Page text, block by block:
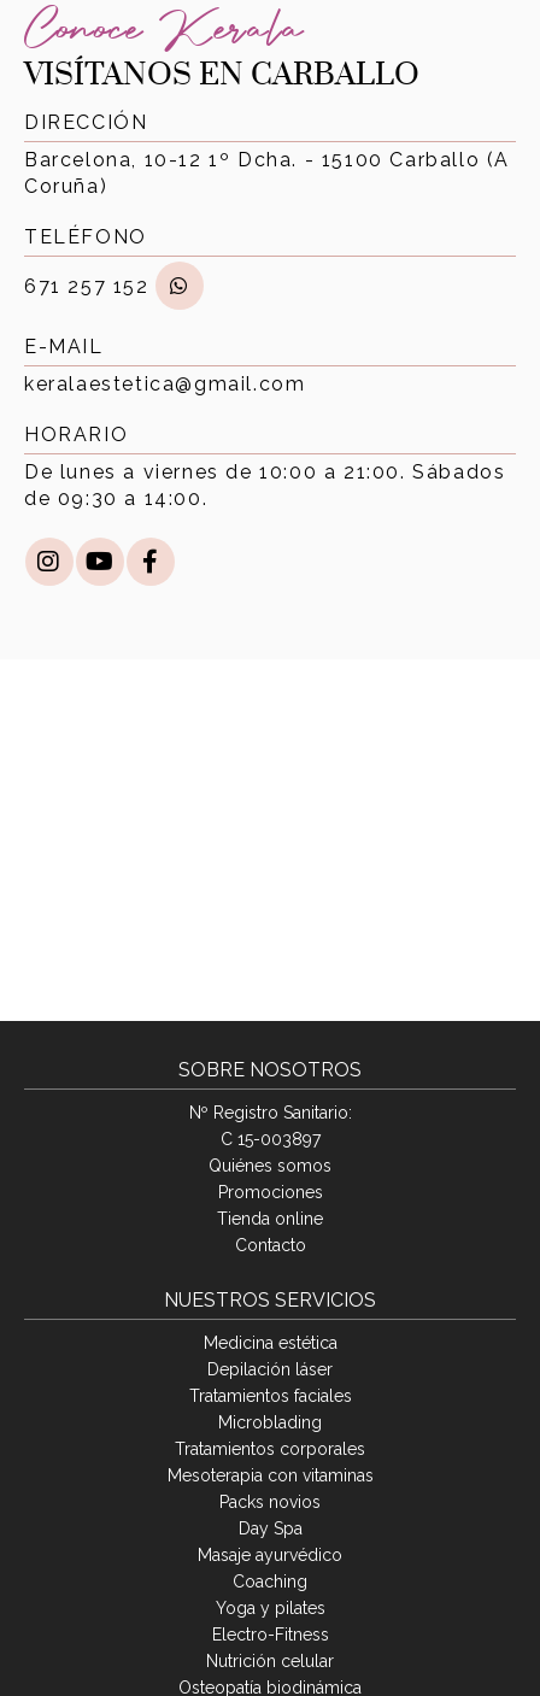
Conoce Kerala
VISÍTANOS EN CARBALLO
DIRECCIÓN
Barcelona, 10-12 1º Dcha. - 15100 Carballo (A
Coruña)
TELÉFONO
671 257 152
E-MAIL
keralaestetica@gmail.com
HORARIO
De lunes a viernes de 10:00 a 21:00. Sábados
de 09:30 a 14:00.
SOBRE NOSOTROS
Nº Registro Sanitario:
C 15-003897
Quiénes somos
Promociones
Tienda online
Contacto
NUESTROS SERVICIOS
Medicina estética
Depilación láser
Tratamientos faciales
Microblading
Tratamientos corporales
Mesoterapia con vitaminas
Packs novios
Day Spa
Masaje ayurvédico
Coaching
Yoga y pilates
Electro-Fitness
Nutrición celular
Osteopatía biodinámica